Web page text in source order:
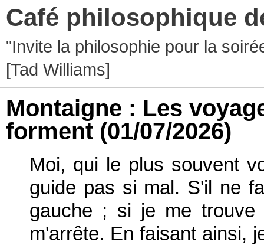
Café philosophique
"Invite la philosophie pour la
[Tad Williams]
Montaigne : Les
forment (01/07/2026)
Moi, qui le plus souvent
guide pas si mal. S'il ne
gauche ; si je me
m'arrête. En faisant ainsi,